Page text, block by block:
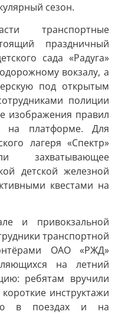
сезон.
транспортные
праздничный
сада «Радуга»
вокзалу, а
под открытым
полиции
изображения правил
на платформе. Для
лагеря «Спектр»
захватывающее
детской железной
квестами на
и привокзальной
транспортной
ОАО «РЖД»
на летний
ребятам вручили
инструктажи
в поездах и на